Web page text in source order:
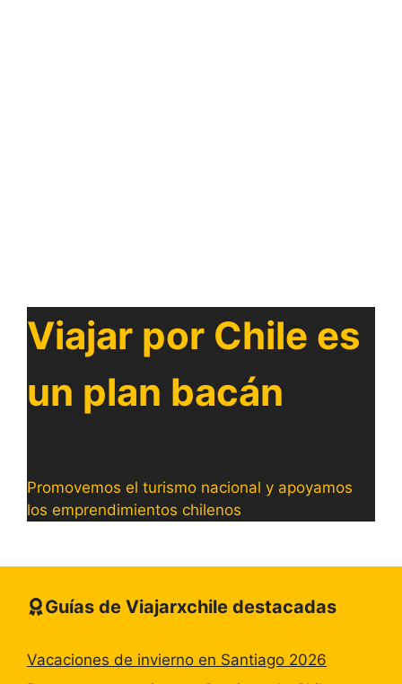
Viajar por Chile es
un plan bacán
Promovemos el turismo nacional y apoyamos
los emprendimientos chilenos
Guías de Viajarxchile destacadas
Vacaciones de invierno en Santiago 2026